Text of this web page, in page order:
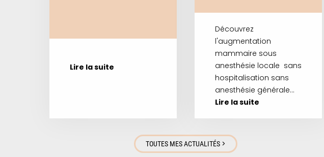
Lire la suite
Découvrez
l'augmentation
mammaire sous
anesthésie locale sans
hospitalisation sans
anesthésie générale…
Lire la suite
TOUTES MES ACTUALITÉS >